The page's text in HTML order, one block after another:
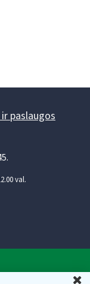
paslaugos
val.